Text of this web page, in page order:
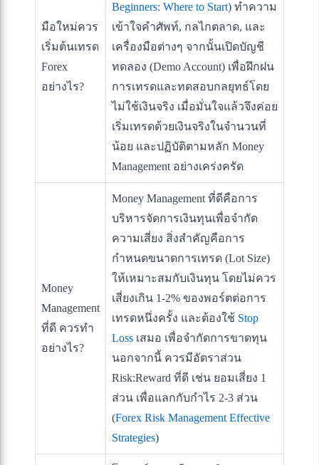
มือใหม่ควร
เริ่มต้นเทรด
Forex
อย่างไร?
Beginners: Where to Start) ทำความ
เข้าใจคำศัพท์, กลไกตลาด, และ
เครื่องมือต่างๆ จากนั้นเปิดบัญชี
ทดลอง (Demo Account) เพื่อฝึกฝน
การเทรดและทดสอบกลยุทธ์โดย
ไม่ใช้เงินจริง เมื่อมั่นใจแล้วจึงค่อย
เริ่มเทรดด้วยเงินจริงในจำนวนที่
น้อย และปฏิบัติตามหลัก Money
Management อย่างเคร่งครัด
Money
Management
ที่ดี ควรทำ
อย่างไร?
Money Management ที่ดีคือการ
บริหารจัดการเงินทุนเพื่อจำกัด
ความเสี่ยง สิ่งสำคัญคือการ
กำหนดขนาดการเทรด (Lot Size)
ให้เหมาะสมกับเงินทุน โดยไม่ควร
เสี่ยงเกิน 1-2% ของพอร์ตต่อการ
เทรดหนึ่งครั้ง และต้องใช้ Stop
Loss เสมอ เพื่อจำกัดการขาดทุน
นอกจากนี้ ควรมีอัตราส่วน
Risk:Reward ที่ดี เช่น ยอมเสี่ยง 1
ส่วน เพื่อแลกกับกำไร 2-3 ส่วน
(Forex Risk Management Effective
Strategies)